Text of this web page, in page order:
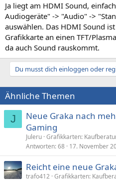
Ja liegt am HDMI Sound,
Audiogeräte" -> "Audio" ->
auswählen. Das HDMI Sound
Grafikkarte an einen TFT/
da auch Sound rauskommt.
Du musst dich einloggen oder
Ähnliche Themen
J
Neue Graka nach
Gaming
Juleru Grafikkarten:
Antworten 68 17. November
Reicht eine neue
trafo412 Grafikkarten: